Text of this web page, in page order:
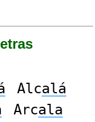
Alcalá
Arcala